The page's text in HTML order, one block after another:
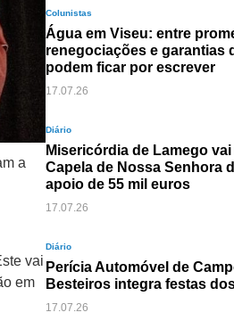
a
vai
em
Colunistas
Água em Viseu: entre
renegociações e garantias
podem ficar por escrever
17.07.26
Diário
Misericórdia de Lamego
Capela de Nossa Senhora
apoio de 55 mil euros
17.07.26
Diário
Perícia Automóvel de
Besteiros integra festas
17.07.26